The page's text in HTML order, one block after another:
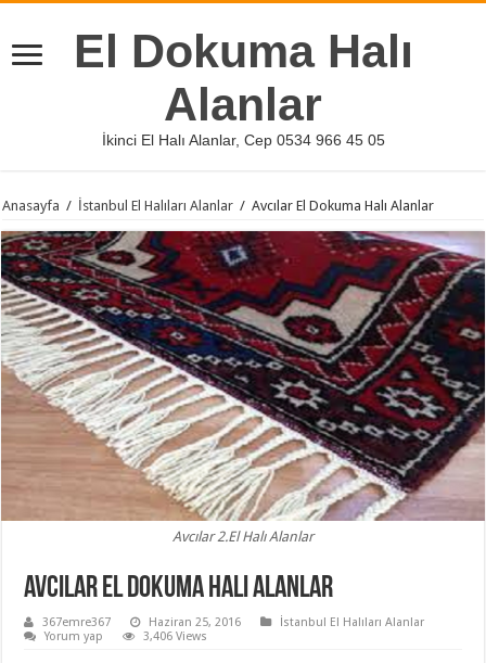
El Dokuma Halı
Alanlar
İkinci El Halı Alanlar, Cep 0534 966 45 05
Anasayfa / İstanbul El Halıları Alanlar / Avcılar El Dokuma Halı Alanlar
Avcılar 2.El Halı Alanlar
Avcılar El Dokuma Halı Alanlar
367emre367 Haziran 25, 2016
İstanbul El Halıları Alanlar
Yorum yap
3,406 Views